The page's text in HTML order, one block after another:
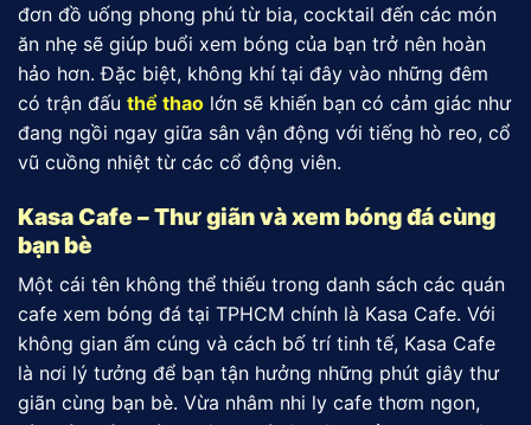
đơn đồ uống phong phú từ bia, cocktail đến các món
ăn nhẹ sẽ giúp buổi xem bóng của bạn trở nên hoàn
hảo hơn. Đặc biệt, không khí tại đây vào những đêm
có trận đấu thể thao lớn sẽ khiến bạn có cảm giác như
đang ngồi ngay giữa sân vận động với tiếng hò reo, cổ
vũ cuồng nhiệt từ các cổ động viên.
Kasa Cafe – Thư giãn và xem bóng đá cùng
bạn bè
Một cái tên không thể thiếu trong danh sách các quán
cafe xem bóng đá tại TPHCM chính là Kasa Cafe. Với
không gian ấm cúng và cách bố trí tinh tế, Kasa Cafe
là nơi lý tưởng để bạn tận hưởng những phút giây thư
giãn cùng bạn bè. Vừa nhâm nhi ly cafe thơm ngon,